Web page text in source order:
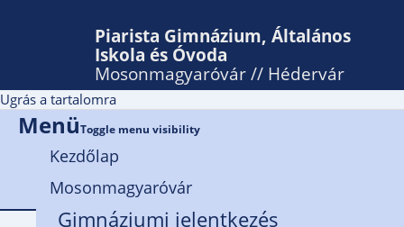
Piarista Gimnázium, Általános
Iskola és Óvoda
Mosonmagyaróvár // Hédervár
Ugrás a tartalomra
MenüToggle menu visibility
Kezdőlap
Mosonmagyaróvár
Gimnáziumi jelentkezés